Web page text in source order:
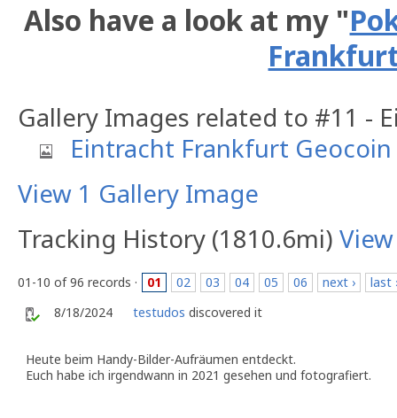
Also have a look at my "
Gallery Images related to #11 -
Eintracht Frankfurt Geocoin
View 1 Gallery Image
Tracking History (1810.6mi)
01-10 of 96 records · 01 02 03 04 05 06 next ›
last
8/18/2024
testudos discovered it
Heute beim Handy-Bilder-Aufräumen entdeckt.
Euch habe ich irgendwann in 2021 gesehen und fotografiert.